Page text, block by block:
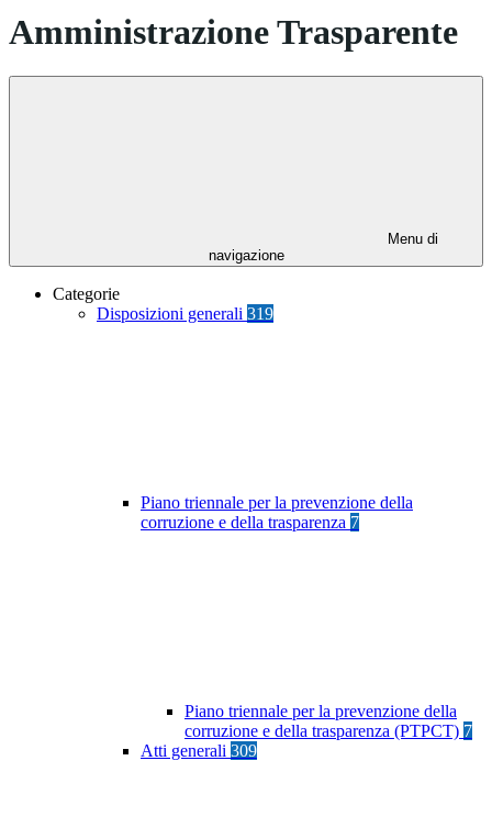
Amministrazione Trasparente
Menu di
navigazione
Categorie
Disposizioni generali 319
Piano triennale per la prevenzione della
corruzione e della trasparenza 7
Piano triennale per la prevenzione della
corruzione e della trasparenza (PTPCT) 7
Atti generali 309